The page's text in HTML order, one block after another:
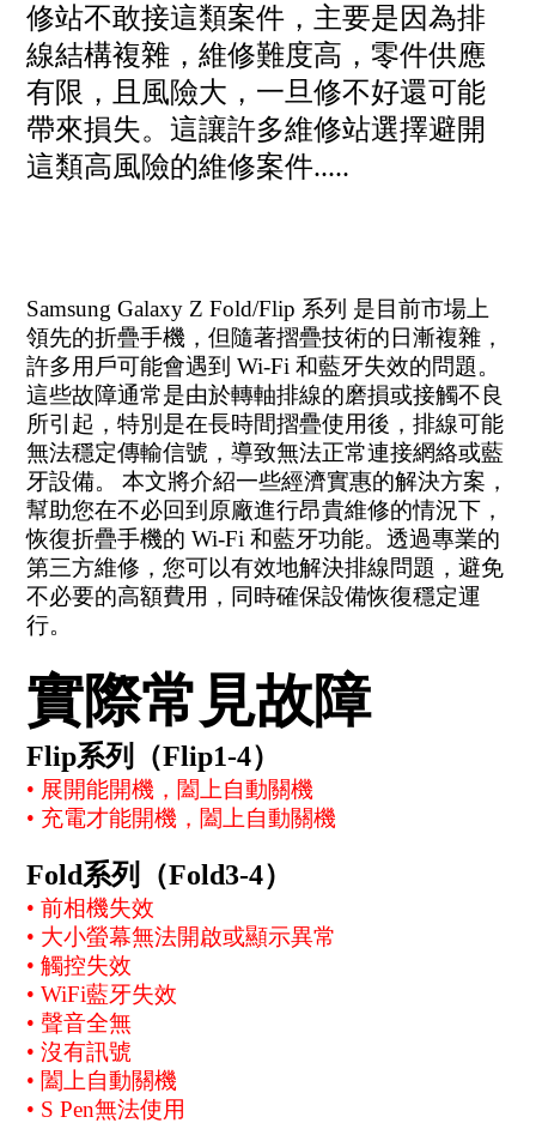
修站不敢接這類案件，主要是因為排
線結構複雜，維修難度高，零件供應
有限，且風險大，一旦修不好還可能
帶來損失。這讓許多維修站選擇避開
這類高風險的維修案件.....
Samsung Galaxy Z Fold/Flip 系列 是目前市場上
領先的折疊手機，但隨著摺疊技術的日漸複雜，
許多用戶可能會遇到 Wi-Fi 和藍牙失效的問題。
這些故障通常是由於轉軸排線的磨損或接觸不良
所引起，特別是在長時間摺疊使用後，排線可能
無法穩定傳輸信號，導致無法正常連接網絡或藍
牙設備。
本文將介紹一些經濟實惠的解決方案，
幫助您在不必回到原廠進行昂貴維修的情況下，
恢復折疊手機的 Wi-Fi 和藍牙功能。透過專業的
第三方維修，您可以有效地解決排線問題，避免
不必要的高額費用，同時確保設備恢復穩定運
行。
實際常見故障
Flip系列（Flip1-4）
• 展開能開機，闔上自動關機
• 充電才能開機，闔上自動關機
Fold系列（Fold3-4）
• 前相機失效
• 大小螢幕無法開啟或顯示異常
• 觸控失效
• WiFi藍牙失效
• 聲音全無
• 沒有訊號
• 闔上自動關機
• S Pen無法使用